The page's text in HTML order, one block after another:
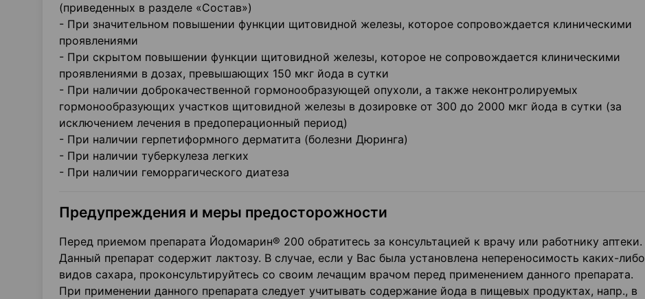
(приведенных в разделе «Состав»)
- При значительном повышении функции щитовидной железы, которое сопровождается клиническими
проявлениями
- При скрытом повышении функции щитовидной железы, которое не сопровождается клиническими
проявлениями в дозах, превышающих 150 мкг йода в сутки
- При наличии доброкачественной гормонообразующей опухоли, а также неконтролируемых
гормонообразующих участков щитовидной железы в дозировке от 300 до 2000 мкг йода в сутки (за
исключением лечения в предоперационный период)
- При наличии герпетиформного дерматита (болезни Дюринга)
- При наличии туберкулеза легких
- При наличии геморрагического диатеза
Предупреждения и меры предосторожности
Перед приемом препарата Йодомарин® 200 обратитесь за консультацией к врачу или работнику аптеки.
Данный препарат содержит лактозу. В случае, если у Вас была установлена непереносимость каких-либо
видов сахара, проконсультируйтесь со своим лечащим врачом перед применением данного препарата.
При применении данного препарата следует учитывать содержание йода в пищевых продуктах, напр., в